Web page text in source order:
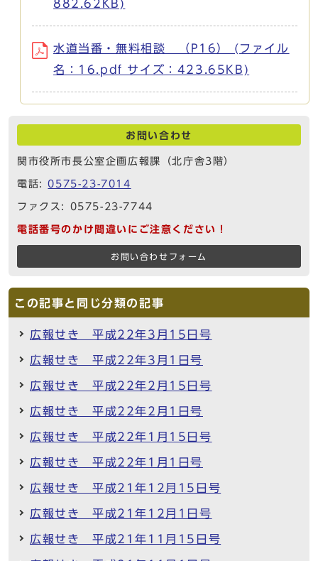
882.62KB)
水道当番・無料相談 （P16） (ファイル
名：16.pdf サイズ：423.65KB)
お問い合わせ
関市役所市長公室企画広報課（北庁舎3階）
電話:0575-23-7014
ファクス: 0575-23-7744
電話番号のかけ間違いにご注意ください！
お問い合わせフォーム
この記事と同じ分類の記事
広報せき 平成22年3月15日号
広報せき 平成22年3月1日号
広報せき 平成22年2月15日号
広報せき 平成22年2月1日号
広報せき 平成22年1月15日号
広報せき 平成22年1月1日号
広報せき 平成21年12月15日号
広報せき 平成21年12月1日号
広報せき 平成21年11月15日号